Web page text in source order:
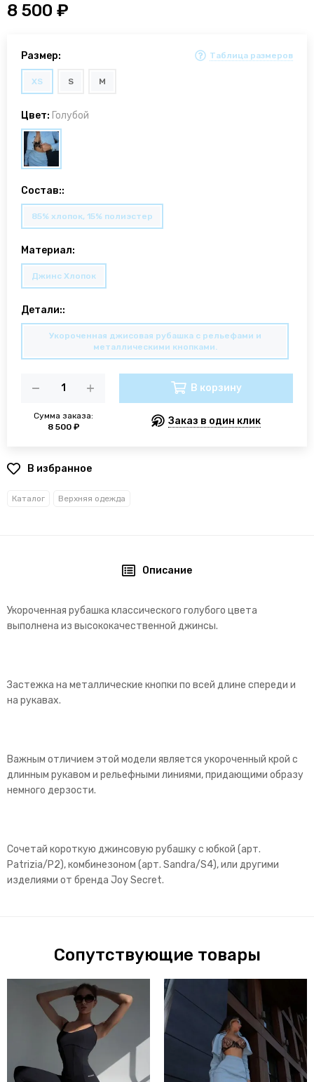
8 500 ₽
Размер: Таблица размеров
XS S M
Цвет: Голубой
Состав::
85% хлопок, 15% полиэстер
Материал:
Джинс Хлопок
Детали::
Укороченная джисовая рубашка с рельефами и
металлическими кнопками.
Сумма заказа:
8 500 ₽
В корзину
Заказ в один клик
В избранное
Каталог Верхняя одежда
Описание
Укороченная рубашка классического голубого цвета
выполнена из высококачественной джинсы.
Застежка на металлические кнопки по всей длине спереди и
на рукавах.
Важным отличием этой модели является укороченный крой с
длинным рукавом и рельефными линиями, придающими образу
немного дерзости.
Сочетай короткую джинсовую рубашку с юбкой (арт.
Patrizia/P2), комбинезоном (арт. Sandra/S4), или другими
изделиями от бренда Joy Secret.
Сопутствующие товары